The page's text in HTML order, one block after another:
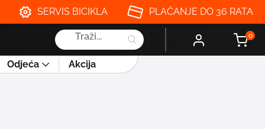
SERVIS BICIKLA PLAĆANJE DO 36 RATA
Products
search
0
Odjeća Akcija